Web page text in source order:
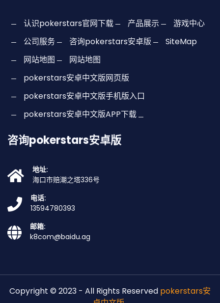
认识pokerstars官网下载 产品展示
游戏中心
公司服务
咨询pokerstars安卓版
SiteMap
网站地图
网站地图
pokerstars安卓中文版网页版
pokerstars安卓中文版手机版入口
pokerstars安卓中文版APP下载
咨询pokerstars安卓版
地址:
海口市赔潮之塔336号
电话:
13594780393
邮箱:
k8com@baidu.ag
Copyright © 2023 - All Rights Reserved pokerstars安